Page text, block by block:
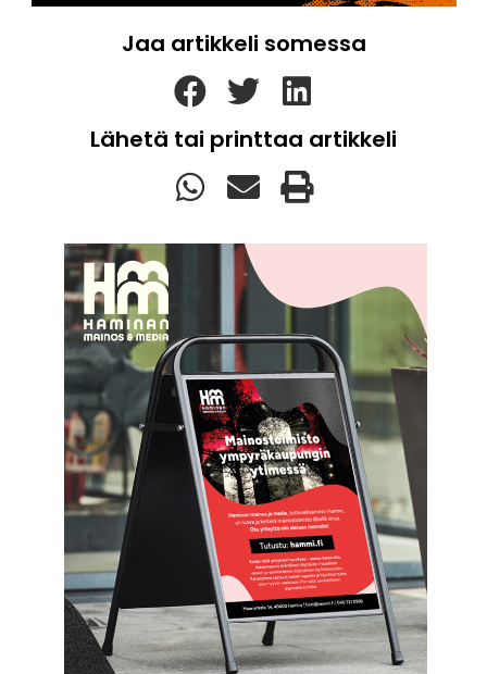
Jaa artikkeli somessa
Lähetä tai printtaa artikkeli